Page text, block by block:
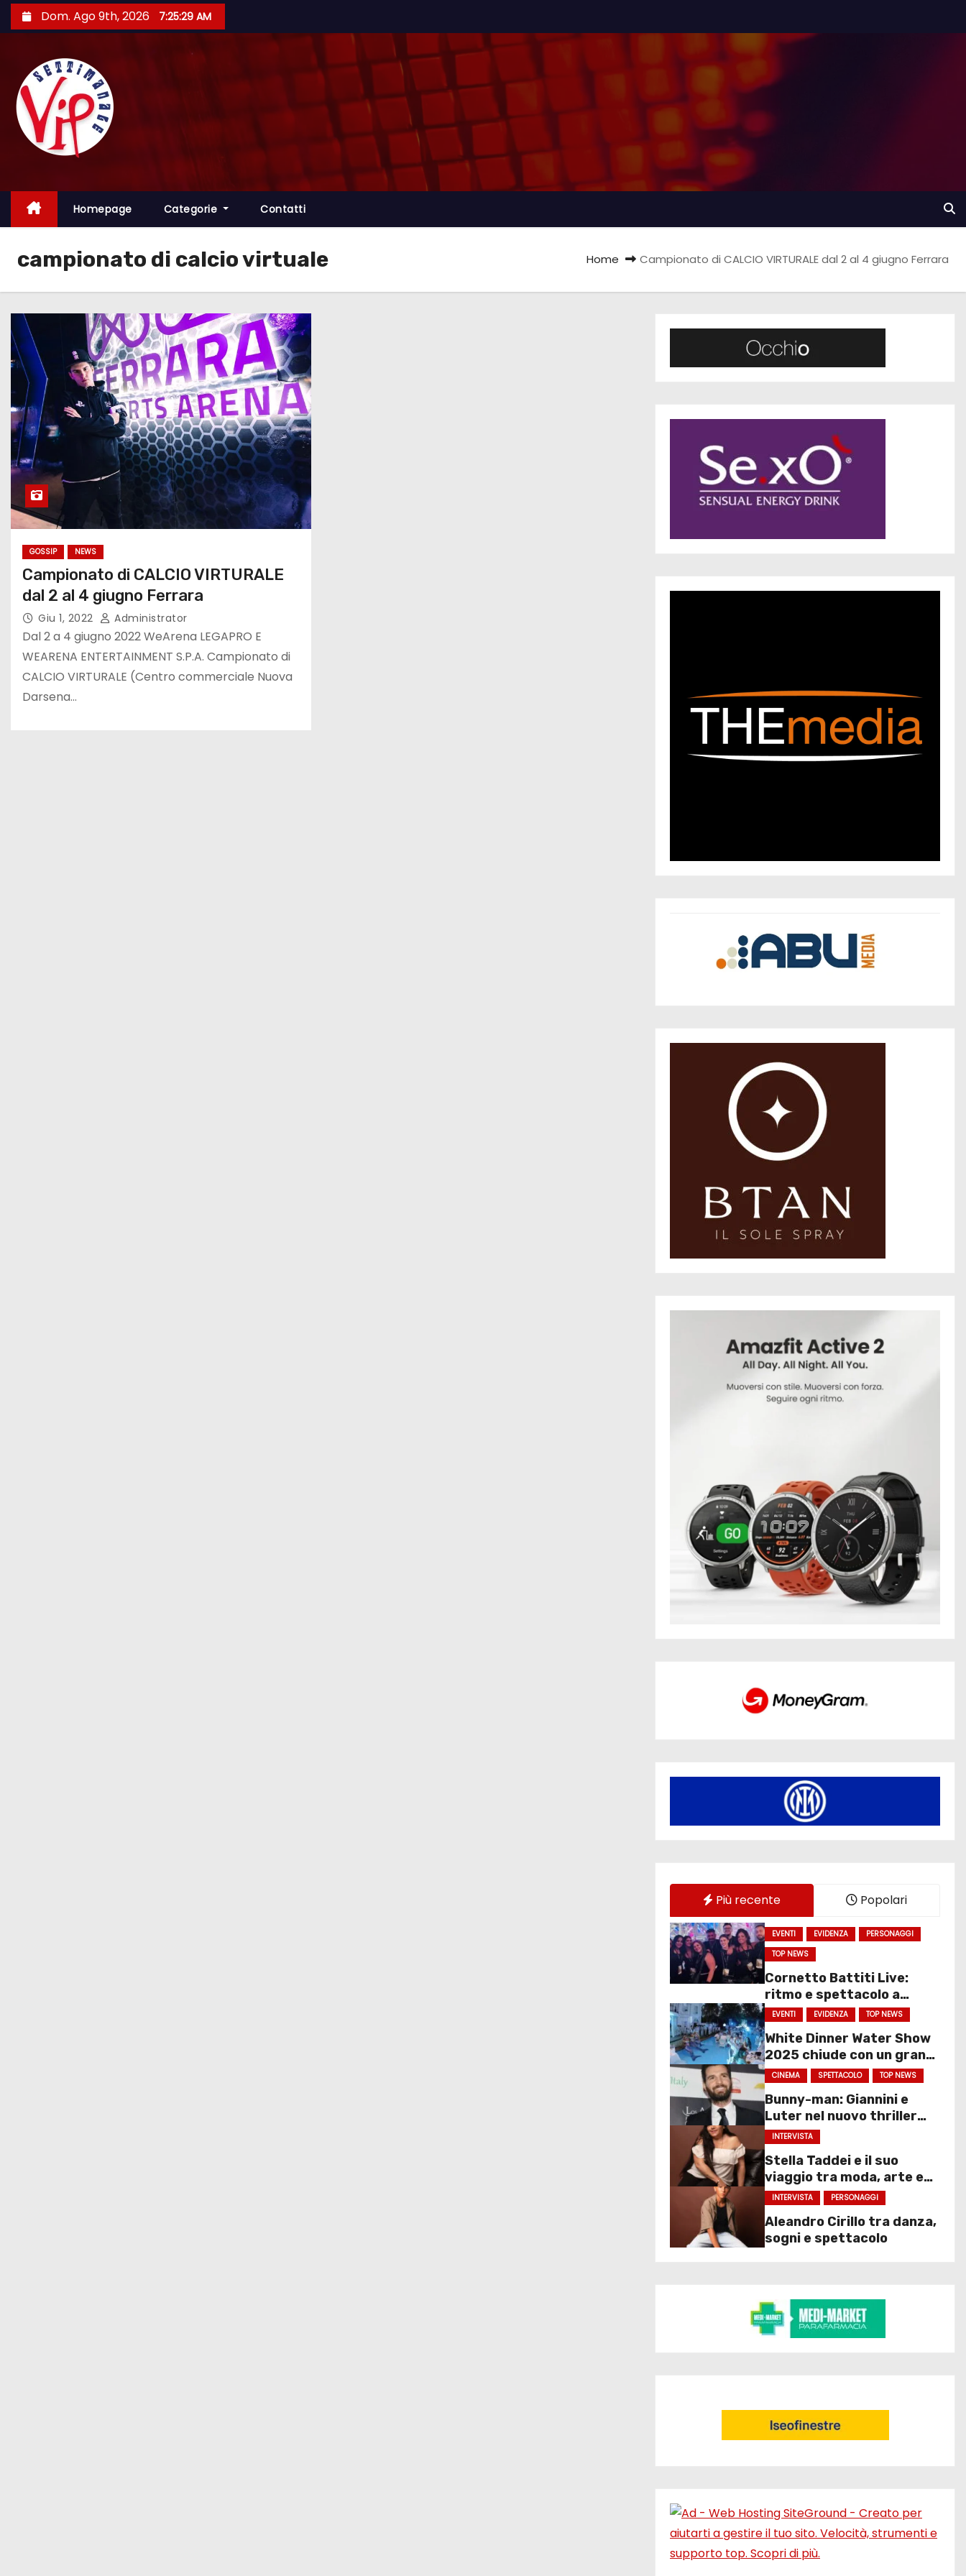
a
n
e
t
Dom. Ago 9th, 2026 7:25:30 AM
Homepage Categorie Contatti
campionato di calcio virtuale Home Campionato di CALCIO VIRTURALE dal 2 al 4 giugno Ferrara
GOSSIP NEWS
Campionato di CALCIO VIRTURALE
dal 2 al 4 giugno Ferrara
Giu 1, 2022 Administrator
Dal 2 a 4 giugno 2022 WeArena LEGAPRO E
WEARENA ENTERTAINMENT S.P.A. Campionato di
CALCIO VIRTURALE (Centro commerciale Nuova
Darsena…
Più recente Popolari
EVENTI EVIDENZA
PERSONAGGI
TOP NEWS
Cornetto Battiti Live:
ritmo e spettacolo a
Molfetta
EVENTI EVIDENZA TOP NEWS
White Dinner Water Show
2025 chiude con un gran
finale
CINEMA SPETTACOLO TOP NEWS
Bunny-man: Giannini e
Luter nel nuovo thriller
sociale
INTERVISTA
Stella Taddei e il suo
viaggio tra moda, arte e
spettacolo
INTERVISTA PERSONAGGI
Aleandro Cirillo tra danza,
sogni e spettacolo